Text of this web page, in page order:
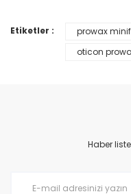
Bu ürünün fiyat bilgisi,
Görüş ve önerileriniz için
Ürün bilgilerinde
Ürün fiyatı diğer
Etiketler : prowax
oticon
Haber